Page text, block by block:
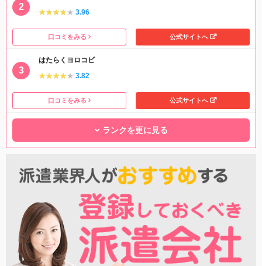
★★★★★
★★★★★ 3.96
口コミをみる 公式サイトへ
はたらくヨロコビ
★★★★★
★★★★★ 3.82
口コミをみる 公式サイトへ
ランクを更に見る